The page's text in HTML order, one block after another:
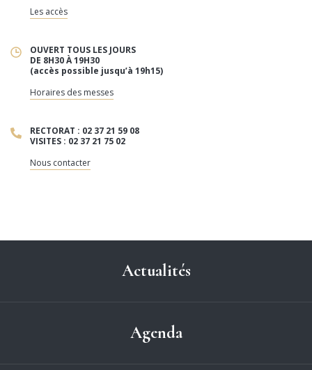
Les accès
OUVERT TOUS LES JOURS
DE 8H30 À 19H30
(accès possible jusqu’à 19h15)
Horaires des messes
RECTORAT : 02 37 21 59 08
VISITES : 02 37 21 75 02
Nous contacter
Actualités
Agenda